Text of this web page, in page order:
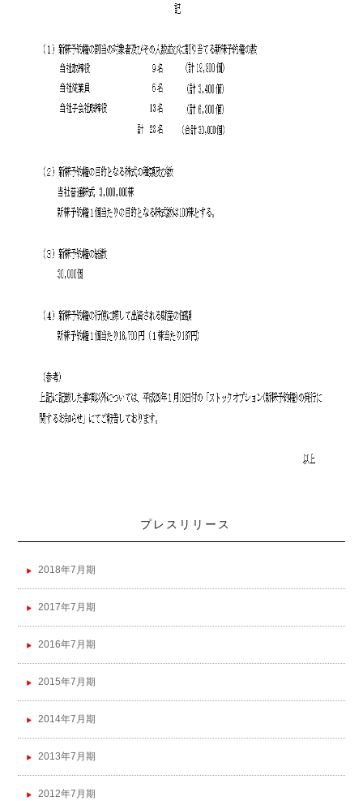
プレスリリース
2018年7月期
2017年7月期
2016年7月期
2015年7月期
2014年7月期
2013年7月期
2012年7月期